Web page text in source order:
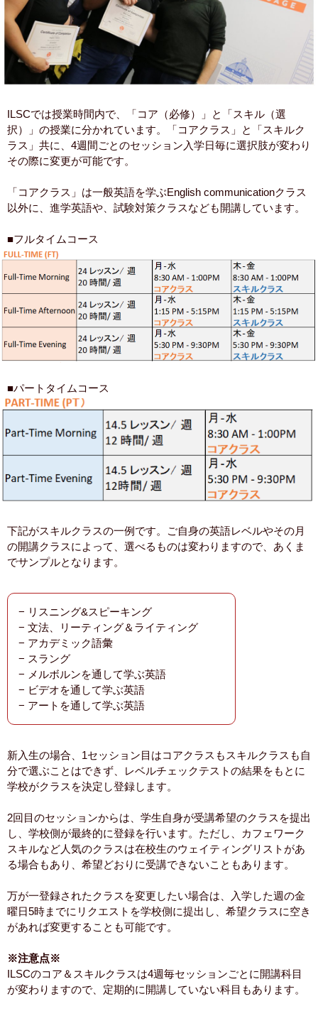
ILSCでは授業時間内で、「コア（必修）」と「スキル（選
択）」の授業に分かれています。「コアクラス」と「スキルク
ラス」共に、4週間ごとのセッション入学日毎に選択肢が変わり
その際に変更が可能です。
「コアクラス」は一般英語を学ぶEnglish communicationクラス
以外に、進学英語や、試験対策クラスなども開講しています。
■フルタイムコース
■パートタイムコース
下記がスキルクラスの一例です。ご自身の英語レベルやその月
の開講クラスによって、選べるものは変わりますので、あくま
でサンプルとなります。
− リスニング&スピーキング
− 文法、リーティング＆ライティング
− アカデミック語彙
− スラング
− メルボルンを通して学ぶ英語
− ビデオを通して学ぶ英語
− アートを通して学ぶ英語
新入生の場合、1セッション目はコアクラスもスキルクラスも自
分で選ぶことはできず、レベルチェックテストの結果をもとに
学校がクラスを決定し登録します。
2回目のセッションからは、学生自身が受講希望のクラスを提出
し、学校側が最終的に登録を行います。ただし、カフェワーク
スキルなど人気のクラスは在校生のウェイティングリストがあ
る場合もあり、希望どおりに受講できないこともあります。
万が一登録されたクラスを変更したい場合は、入学した週の金
曜日5時までにリクエストを学校側に提出し、希望クラスに空き
があれば変更することも可能です。
※注意点※
ILSCのコア＆スキルクラスは4週毎セッションごとに開講科目
が変わりますので、定期的に開講していない科目もあります。